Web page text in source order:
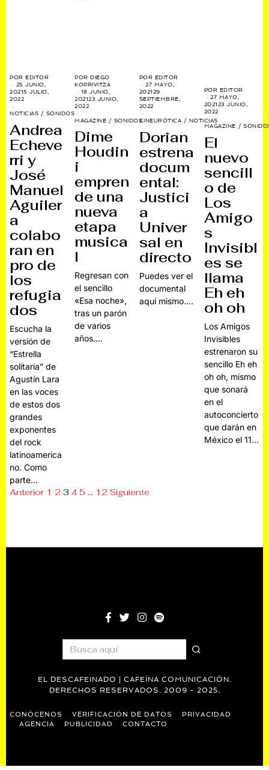
POREDITOR
25 JUNIO,
20215 JULIO,
2022
NOTICIAS / SONIDOS
Andrea
Echeve
rri y
José
Manuel
Aguiler
a
colabo
ran en
pro de
los
refugia
dos
Escucha la
versión de
“Estrella
solitaria” de
Agustín Lara
en las voces
de estos dos
grandes
exponentes
del rock
latinoamerica
no. Como
parte…
PORDIEGO
KOPRIVITZA
18 JUNIO,
202123 JUNIO,
2022
MAGAZINE / SONIDOS
Dime
Houdin
i
empren
de una
nueva
etapa
musica
l
Regresan con
el sencillo
«Esa noche»,
tras un parón
de varios
años.…
POR EDITOR
27 MAYO,
2021 29
SEPTIEMBRE,
2022
CINEURÓTICA / NOTICIAS
Dorian
estrena
docum
ental:
Justici
a
Univer
sal en
directo
Puedes ver el
documental
aquí mismo.…
POR EDITOR
27 MAYO,
2021 23 JUNIO,
2022
MAGAZINE /
El
nuevo
sencill
o de
Los
Amigo
s
Invisibl
es se
llama
Eh eh
oh oh
Los Amigos
Invisibles
estrenaron su
sencillo Eh eh
oh oh, mismo
que sonará
en el
autoconcierto
que darán en
México el 11…
Anterior 1 2 3 4 5 … 12 Siguiente
EL DESCAFEINADO | CAFEÍNA COMUNICACIÓN.
DERECHOS RESERVADOS. 2009 - 2025.
CONÓCENOS VERIFICACIÓN DE DATOS
PRIVACIDAD
AGENCIA
PUBLICIDAD CONTACTO